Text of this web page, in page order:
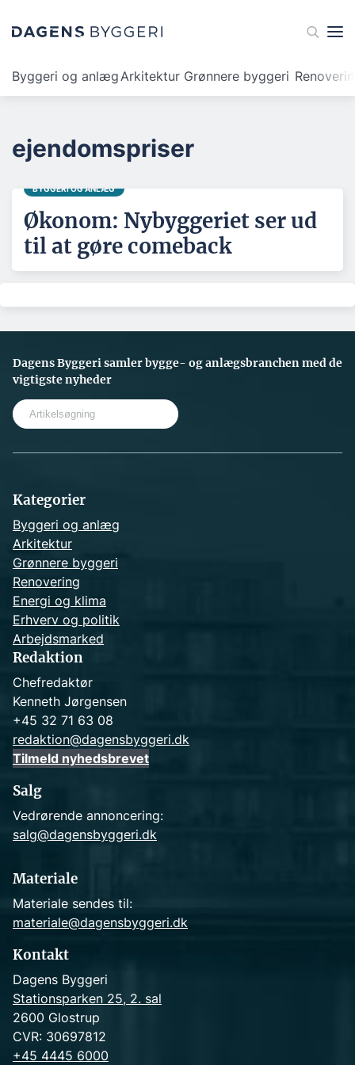
Byggeri og anlægArkitektur Grønnere byggeri
ejendomspriser
BYGGERI OG ANLÆG
Økonom: Nybyggeriet ser ud
til at gøre comeback
Dagens Byggeri samler bygge- og anlægsbranchen med de
vigtigste nyheder
Kategorier
Byggeri og anlæg
Arkitektur
Grønnere byggeri
Renovering
Energi og klima
Erhverv og politik
Arbejdsmarked
Redaktion
Chefredaktør
Kenneth Jørgensen
+45 32 71 63 08
redaktion@dagensbyggeri.dk
Tilmeld nyhedsbrevet
Salg
Vedrørende annoncering:
salg@dagensbyggeri.dk
Materiale
Materiale sendes til:
materiale@dagensbyggeri.dk
Kontakt
Dagens Byggeri
Stationsparken 25, 2. sal
2600 Glostrup
CVR: 30697812
+45 4445 6000